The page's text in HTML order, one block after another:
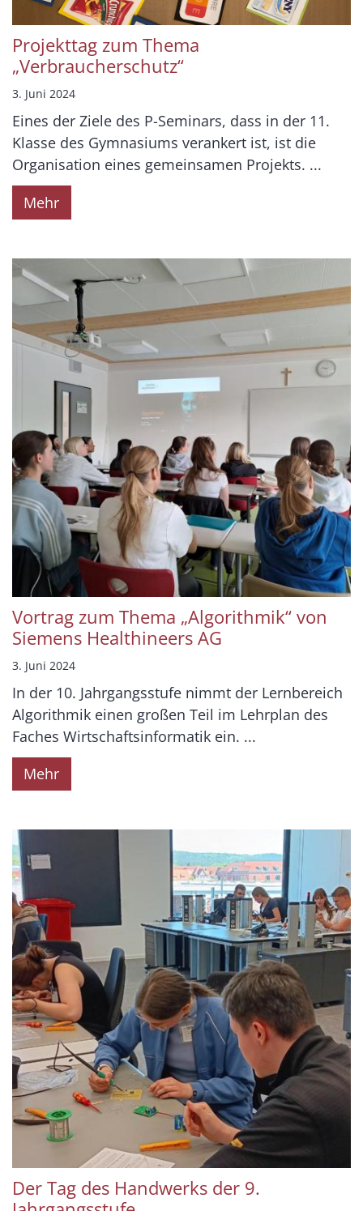
Projekttag zum Thema
„Verbraucherschutz“
3. Juni 2024
Eines der Ziele des P-Seminars, dass in der 11.
Klasse des Gymnasiums verankert ist, ist die
Organisation eines gemeinsamen Projekts. ...
Mehr
Vortrag zum Thema „Algorithmik“ von
Siemens Healthineers AG
3. Juni 2024
In der 10. Jahrgangsstufe nimmt der Lernbereich
Algorithmik einen großen Teil im Lehrplan des
Faches Wirtschaftsinformatik ein. ...
Mehr
Der Tag des Handwerks der 9.